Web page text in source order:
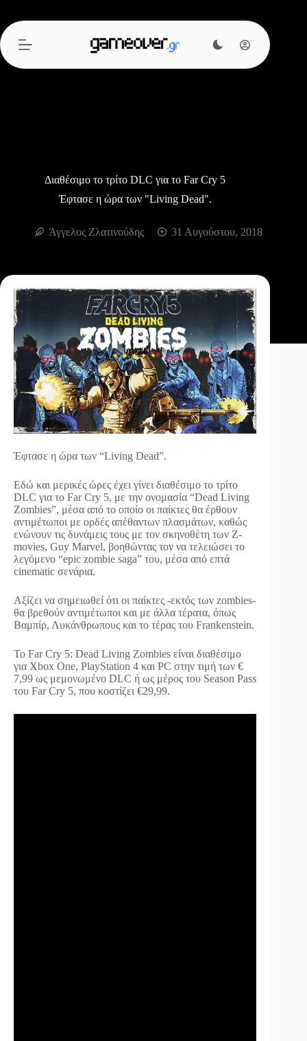
περιεχόμενο
Διαθέσιμο το τρίτο DLC για το Far Cry 5
Έφτασε η ώρα των "Living Dead".
Άγγελος Ζλατινούδης 31 Αυγούστου, 2018
Έφτασε η ώρα των “Living Dead”.
Εδώ και μερικές ώρες έχει γίνει διαθέσιμο το τρίτο
DLC για το Far Cry 5, με την ονομασία “Dead Living
Zombies”, μέσα από το οποίο οι παίκτες θα έρθουν
αντιμέτωποι με ορδές απέθαντων πλασμάτων, καθώς
ενώνουν τις δυνάμεις τους με τον σκηνοθέτη των Ζ-
movies, Guy Marvel, βοηθώντας τον να τελειώσει το
λεγόμενο “epic zombie saga” του, μέσα από επτά
cinematic σενάρια.
Αξίζει να σημειωθεί ότι οι παίκτες -εκτός των zombies-
θα βρεθούν αντιμέτωποι και με άλλα τέρατα, όπως
Βαμπίρ, Λυκάνθρωπους και το τέρας του Frankenstein.
Το Far Cry 5: Dead Living Zombies είναι διαθέσιμο
για Xbox One, PlayStation 4 και PC στην τιμή των €
7,99 ως μεμονωμένο DLC ή ως μέρος του Season Pass
του Far Cry 5, που κοστίζει €29,99.